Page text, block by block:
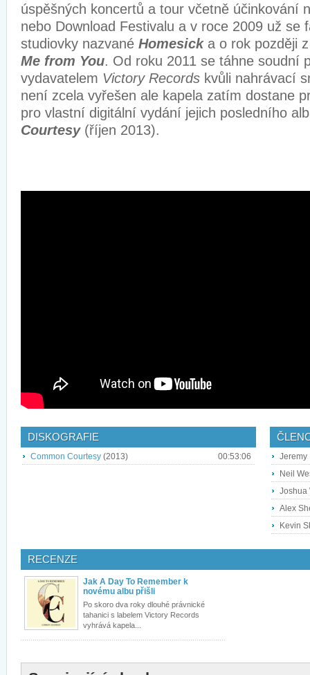
úspěšných koncertů a tour včetně účinkování
nebo Download Festivalu a v roce 2009 už se
studiovky nazvané Homesicka o rok později
Me from You. Od roku 2011 se táhne soudní
vydavatelem Victory Records kvůli nahrávací
není zcela vyřešen ale kapela zatím dostane
pro vlastní digitální vydání jejich posledního
Courtesy (říjen 2013).
DISKOGRAFIE
Common Courtesy (2013) 00:53:06
Jeremy
Neil
Joshua
Alex
Kevin
RECENZE
Jak A Day To Remember k
novému albu přišli
Po skoro dva roky dlouhé právnické
tahanici s labelem Victory Records
vyhrává kapela...